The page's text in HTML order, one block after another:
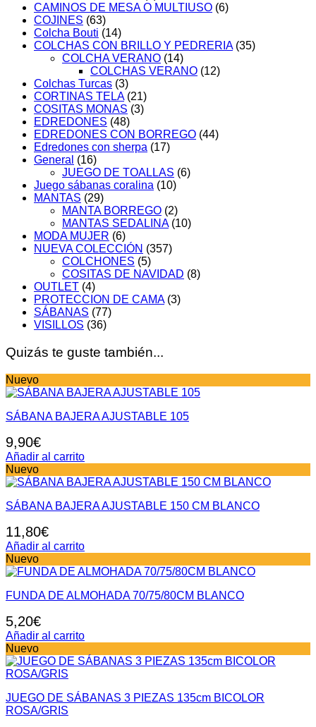
CAMINOS DE MESA O MULTIUSO (6)
COJINES (63)
Colcha Bouti (14)
COLCHAS CON BRILLO Y PEDRERIA (35)
COLCHA VERANO (14)
COLCHAS VERANO (12)
Colchas Turcas (3)
CORTINAS TELA (21)
COSITAS MONAS (3)
EDREDONES (48)
EDREDONES CON BORREGO (44)
Edredones con sherpa (17)
General (16)
JUEGO DE TOALLAS (6)
Juego sábanas coralina (10)
MANTAS (29)
MANTA BORREGO (2)
MANTAS SEDALINA (10)
MODA MUJER (6)
NUEVA COLECCIÓN (357)
COLCHONES (5)
COSITAS DE NAVIDAD (8)
OUTLET (4)
PROTECCION DE CAMA (3)
SÁBANAS (77)
VISILLOS (36)
Quizás te guste también...
Nuevo
SÁBANA BAJERA AJUSTABLE 105
9,90€
Añadir al carrito
Nuevo
SÁBANA BAJERA AJUSTABLE 150 CM BLANCO
11,80€
Añadir al carrito
Nuevo
FUNDA DE ALMOHADA 70/75/80CM BLANCO
5,20€
Añadir al carrito
Nuevo
JUEGO DE SÁBANAS 3 PIEZAS 135cm BICOLOR
ROSA/GRIS